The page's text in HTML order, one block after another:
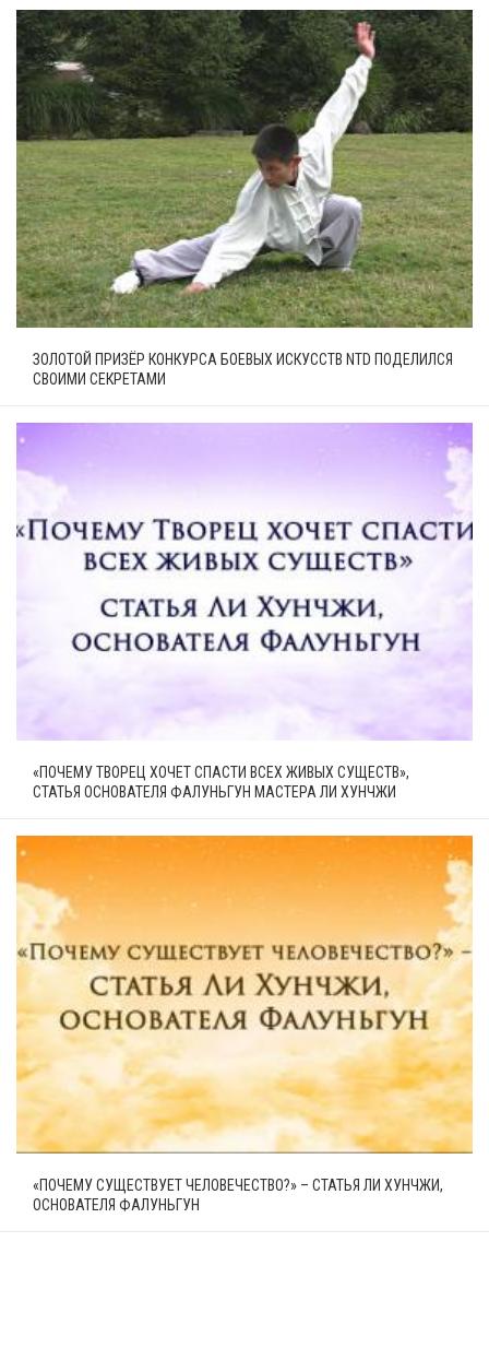
ЗОЛОТОЙ ПРИЗЁР КОНКУРСА БОЕВЫХ ИСКУССТВ NTD ПОДЕЛИЛСЯ
СВОИМИ СЕКРЕТАМИ
«ПОЧЕМУ ТВОРЕЦ ХОЧЕТ СПАСТИ ВСЕХ ЖИВЫХ СУЩЕСТВ»,
СТАТЬЯ ОСНОВАТЕЛЯ ФАЛУНЬГУН МАСТЕРА ЛИ ХУНЧЖИ
«ПОЧЕМУ СУЩЕСТВУЕТ ЧЕЛОВЕЧЕСТВО?» – СТАТЬЯ ЛИ ХУНЧЖИ,
ОСНОВАТЕЛЯ ФАЛУНЬГУН